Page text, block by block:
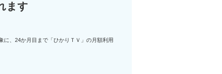
ます
、24か月目まで「ひかりＴＶ」の月額利用